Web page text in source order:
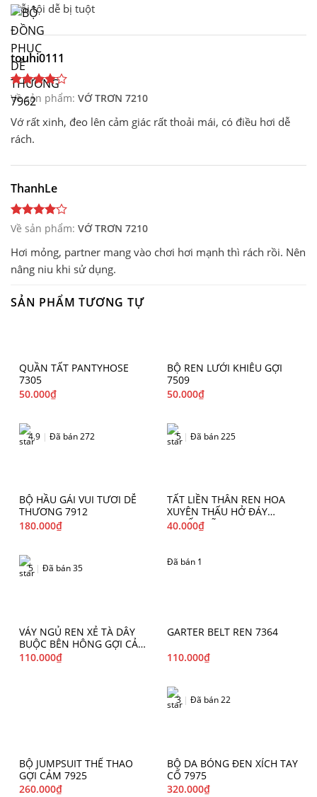
mỗi tội dễ bị tuột
touhi0111
Về sản phẩm: VỚ TRƠN 7210
Vớ rất xinh, đeo lên cảm giác rất thoải mái, có điều hơi dễ
rách.
ThanhLe
Về sản phẩm: VỚ TRƠN 7210
Hơi mỏng, partner mang vào chơi hơi mạnh thì rách rồi. Nên
nâng niu khi sử dụng.
SẢN PHẨM TƯƠNG TỰ
QUẦN TẤT PANTYHOSE
7305
50.000₫
4.9 | Đã bán 272
BỘ REN LƯỚI KHIÊU GỢI
7509
50.000₫
5 | Đã bán 225
BỘ HẦU GÁI VUI TƯƠI DỄ
THƯƠNG 7912
180.000₫
5 | Đã bán 35
TẤT LIỀN THÂN REN HOA
XUYÊN THẤU HỞ ĐÁY
QUYẾN RŨ 7506
40.000₫
Đã bán 1
VÁY NGỦ REN XẺ TÀ DÂY
BUỘC BÊN HÔNG GỢI CẢM
7797
110.000₫
GARTER BELT REN 7364
110.000₫
3 | Đã bán 22
BỘ JUMPSUIT THỂ THAO
GỢI CẢM 7925
260.000₫
BỘ DA BÓNG ĐEN XÍCH TAY
CỔ 7975
320.000₫